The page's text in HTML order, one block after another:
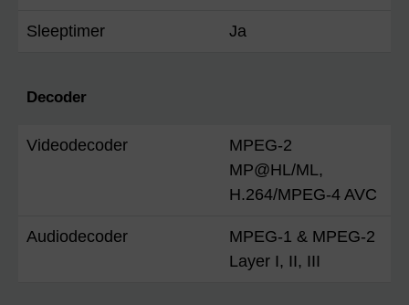
Sleeptimer Ja
Decoder
Videodecoder
MPEG-2
MP@HL/ML,
H.264/MPEG-4 AVC
Audiodecoder
MPEG-1 & MPEG-2
Layer I, II, III